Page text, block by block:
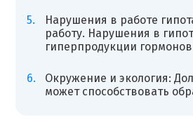
Нарушения в работе
работу. Нарушения в
гиперпродукции
Окружение и экология:
может способствовать